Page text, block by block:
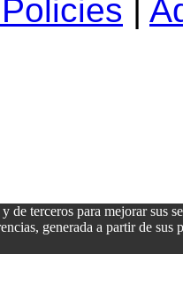
|
de terceros para mejorar sus
generada a partir de